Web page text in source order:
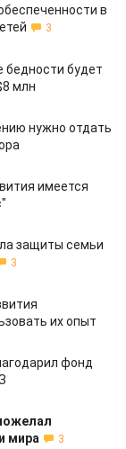
в
3
бедности будет
млн
нужно отдать
имеется
защиты семьи
3
их опыт
фонд
мира
3